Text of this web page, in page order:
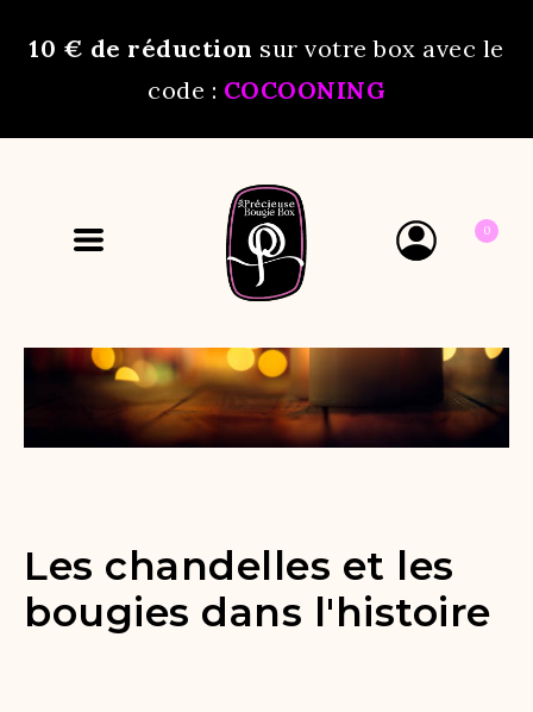
10 € de réduction sur votre box avec le
code : COCOONING
0
Les chandelles et les
bougies dans l'histoire